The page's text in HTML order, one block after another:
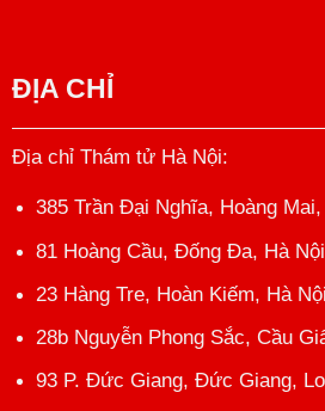
ĐỊA CHỈ
Địa chỉ Thám tử Hà Nội:
385 Trần Đại Nghĩa, Hoàng
81 Hoàng Cầu, Đống Đa, Hà
23 Hàng Tre, Hoàn Kiếm, Hà
28b Nguyễn Phong Sắc, Cầu
93 P. Đức Giang, Đức Giang,